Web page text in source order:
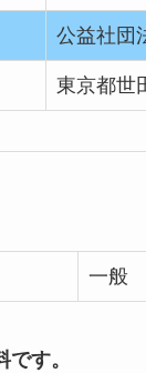
公益社団
東京都世
一般
す。